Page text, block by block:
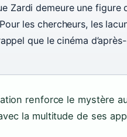
Zardi demeure une figure
les chercheurs, les
que le cinéma
renforce le mystère
la multitude de ses